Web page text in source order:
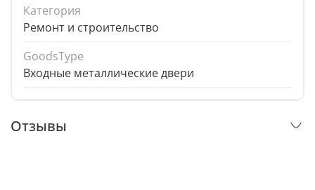
Категория
Ремонт и строительство
GoodsType
Входные металлические двери
Отзывы